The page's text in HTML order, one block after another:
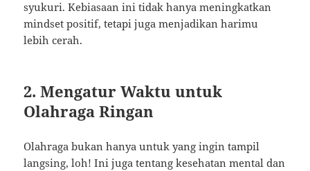
syukuri. Kebiasaan ini tidak hanya meningkatkan
mindset positif, tetapi juga menjadikan harimu
lebih cerah.
2. Mengatur Waktu untuk
Olahraga Ringan
Olahraga bukan hanya untuk yang ingin tampil
langsing, loh! Ini juga tentang kesehatan mental dan